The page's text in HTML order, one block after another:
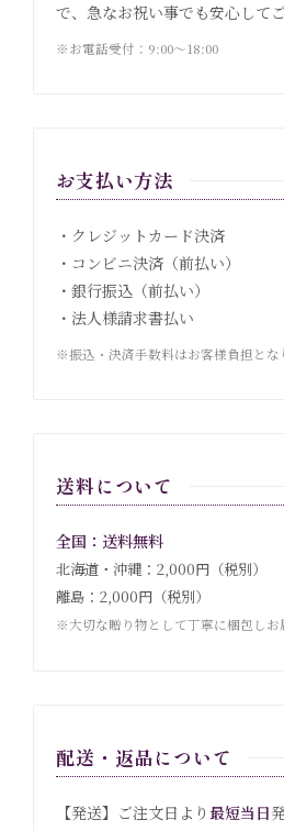
で、急なお祝い事でも安心して
※お電話受付：9:00〜18:00
お支払い方法
・クレジットカード決済
・コンビニ決済（前払い）
・銀行振込（前払い）
・法人様請求書払い
※振込・決済手数料はお客様負担とな
送料について
全国：送料無料
北海道・沖縄：2,000円（税別）
離島：2,000円（税別）
※大切な贈り物として丁寧に梱包しお
配送・返品について
【発送】ご注文日より 最短当日